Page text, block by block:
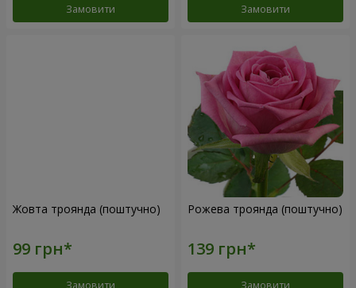
Замовити Замовити
Жовта троянда (поштучно) Рожева троянда (поштучно)